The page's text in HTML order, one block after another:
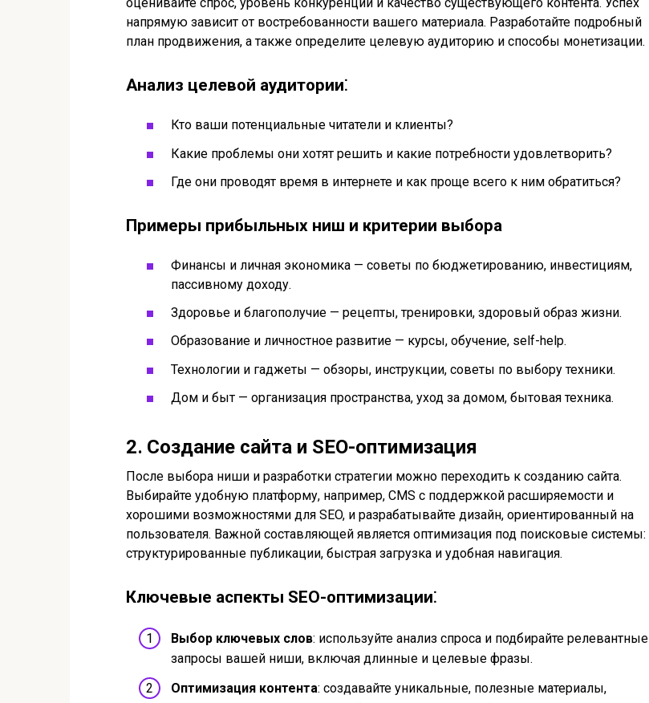
напрямую зависит от востребованности вашего материала. Разработайте подробный
план продвижения, а также определите целевую аудиторию и способы монетизации.
Анализ целевой аудитории⁚
Кто ваши потенциальные читатели и клиенты?
Какие проблемы они хотят решить и какие потребности удовлетворить?
Где они проводят время в интернете и как проще всего к ним обратиться?
Примеры прибыльных ниш и критерии выбора
Финансы и личная экономика — советы по бюджетированию, инвестициям,
пассивному доходу.
Здоровье и благополучие — рецепты, тренировки, здоровый образ жизни.
Образование и личностное развитие — курсы, обучение, self-help.
Технологии и гаджеты — обзоры, инструкции, советы по выбору техники.
Дом и быт — организация пространства, уход за домом, бытовая техника.
2․ Создание сайта и SEO-оптимизация
После выбора ниши и разработки стратегии можно переходить к созданию сайта.
Выбирайте удобную платформу, например, CMS с поддержкой расширяемости и
хорошими возможностями для SEO, и разрабатывайте дизайн, ориентированный на
пользователя. Важной составляющей является оптимизация под поисковые системы:
структурированные публикации, быстрая загрузка и удобная навигация.
Ключевые аспекты SEO-оптимизации⁚
Выбор ключевых слов: используйте анализ спроса и подбирайте релевантные
запросы вашей ниши, включая длинные и целевые фразы.
Оптимизация контента: создавайте уникальные, полезные материалы,